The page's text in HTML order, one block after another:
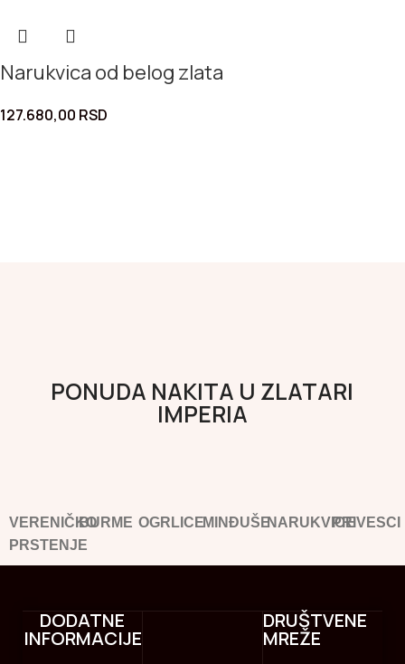
Narukvica od belog zlata
127.680,00 RSD
PONUDA NAKITA U ZLATARI
IMPERIA
VERENIČKO
PRSTENJE
BURME OGRLICEMINĐUŠENARUKVICEPRIVESCI
DODATNE
INFORMACIJE
DRUŠTVENE
MREŽE